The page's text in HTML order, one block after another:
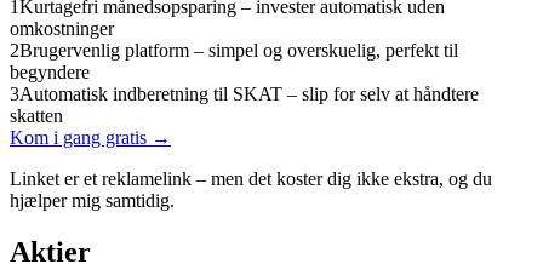
1Kurtagefri månedsopsparing – invester automatisk uden
omkostninger
2Brugervenlig platform – simpel og overskuelig, perfekt til
begyndere
3Automatisk indberetning til SKAT – slip for selv at håndtere
skatten
Kom i gang gratis →
Linket er et reklamelink – men det koster dig ikke ekstra, og du
hjælper mig samtidig.
Aktier